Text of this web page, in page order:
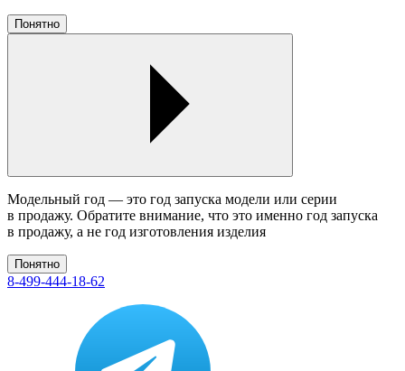
Понятно
Модельный год — это год запуска модели или серии
в продажу. Обратите внимание, что это именно год запуска
в продажу, а не год изготовления изделия
Понятно
8-499-444-18-62